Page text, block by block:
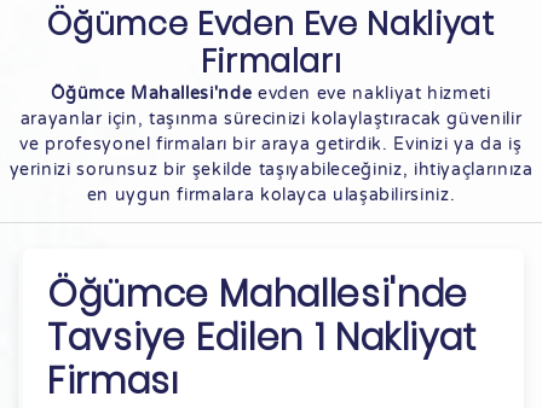
Öğümce Evden Eve Nakliyat
Firmaları
Öğümce Mahallesi'nde evden eve nakliyat hizmeti
arayanlar için, taşınma sürecinizi kolaylaştıracak güvenilir
ve profesyonel firmaları bir araya getirdik. Evinizi ya da iş
yerinizi sorunsuz bir şekilde taşıyabileceğiniz, ihtiyaçlarınıza
en uygun firmalara kolayca ulaşabilirsiniz.
Öğümce Mahallesi'nde
Tavsiye Edilen 1 Nakliyat
Firması